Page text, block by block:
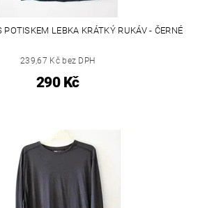
POTISKEM LEBKA KRÁTKÝ RUKÁV - ČERNÉ
239,67 Kč bez DPH
290 Kč